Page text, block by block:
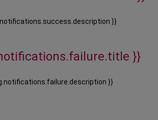
}}
}}
}}